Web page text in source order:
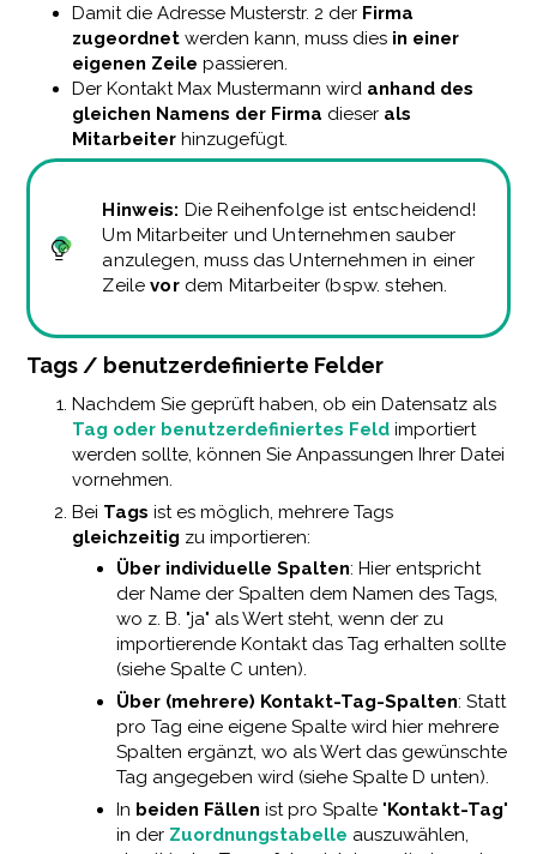
Damit die Adresse Musterstr. 2 der Firma
zugeordnet werden kann, muss dies in einer
eigenen Zeile passieren.
Der Kontakt Max Mustermann wird anhand des
gleichen Namens der Firma dieser als
Mitarbeiter hinzugefügt.
Hinweis: Die Reihenfolge ist entscheidend!
Um Mitarbeiter und Unternehmen sauber
anzulegen, muss das Unternehmen in einer
Zeilevor dem Mitarbeiter (bspw. stehen.
Tags / benutzerdefinierte Felder
Nachdem Sie geprüft haben, ob ein Datensatz als
Tag oder benutzerdefiniertes Feldimportiert
werden sollte, können Sie Anpassungen Ihrer Datei
vornehmen.
Bei Tags ist es möglich, mehrere Tags
gleichzeitig zu importieren:
Über individuelle Spalten: Hier entspricht
der Name der Spalten dem Namen des Tags,
wo z. B. "ja" als Wert steht, wenn der zu
importierende Kontakt das Tag erhalten sollte
(siehe Spalte C unten).
Über (mehrere) Kontakt-Tag-Spalten: Statt
pro Tag eine eigene Spalte wird hier mehrere
Spalten ergänzt, wo als Wert das gewünschte
Tag angegeben wird (siehe Spalte D unten).
In beiden Fällenist pro Spalte " Kontakt-Tag"
in der Zuordnungstabelle auszuwählen,